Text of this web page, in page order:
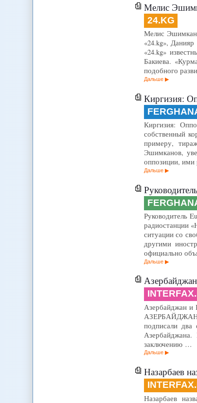
Мелис
24.KG
Мелис
«24.kg»,
«24.kg»
Бакиева.
подобного
Дальше
Киргизия:
Киргизия:
собственный
примеру,
Эшимканов,
оппозиции, ими
Дальше
Руководитель
радиостанции
ситуации со
другими
официально
Дальше
Азербайджан и
АЗЕРБАЙДЖАН -
подписали
заключению …
Дальше
Назарбаев
Назарбаев